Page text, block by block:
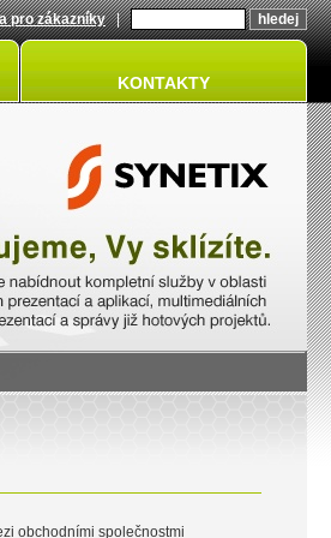
pro zákazníky|
KONTAKTY
obchodními společnostmi